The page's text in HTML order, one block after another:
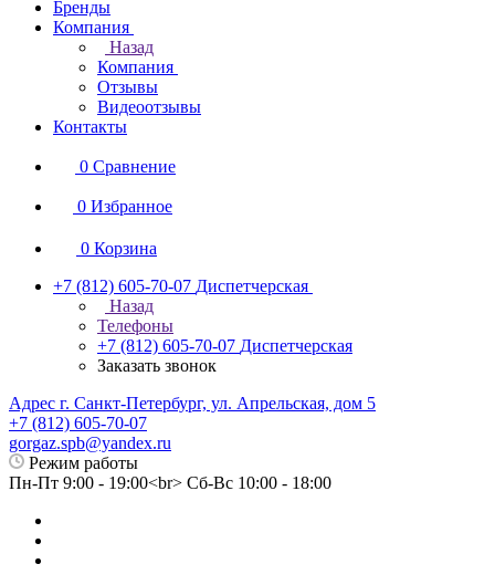
Бренды
Компания
Назад
Компания
Отзывы
Видеоотзывы
Контакты
0 Сравнение
0 Избранное
0 Корзина
+7 (812) 605-70-07 Диспетчерская
Назад
Телефоны
+7 (812) 605-70-07 Диспетчерская
Заказать звонок
Адрес г. Санкт-Петербург, ул. Апрельская, дом 5
+7 (812) 605-70-07
gorgaz.spb@yandex.ru
Режим работы
Пн-Пт 9:00 - 19:00<br> Сб-Вс 10:00 - 18:00